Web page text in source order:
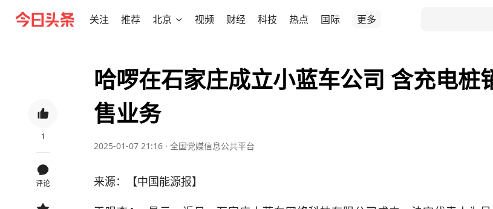
关注 推荐 北京 视频 财经 科技 热点 国际 更多
1
评论
哈啰在石家庄成立小蓝车公司 含充电桩
售业务
2025-01-07 21:16 · 全国党媒信息公共平台
来源：【中国能源报】